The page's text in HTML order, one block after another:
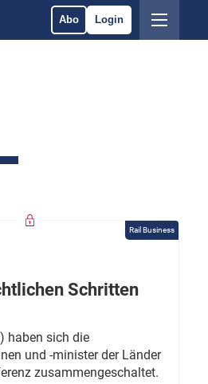
Abo Login
Rail Business
Schritten
haben sich die
und -minister der Länder
zusammengeschaltet.